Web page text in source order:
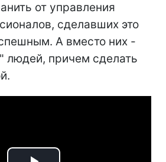
от управления
сделавших это
А вместо них -
людей, причем сделать